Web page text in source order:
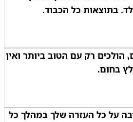
בתוצאות כל הכבוד.
רק עם הטוב ביותר ואין
בחום.
על כל העזרה שלך במהלך כל